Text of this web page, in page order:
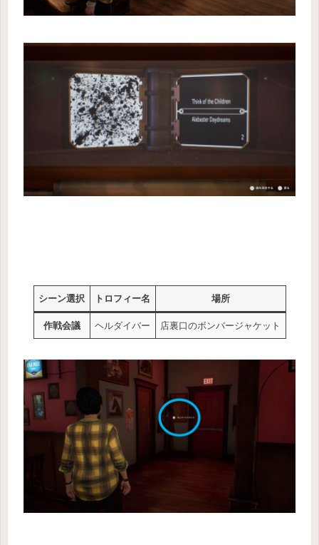
シーン選択 トロフィー名 場所
作戦会議 ヘルダイバー 店裏口のボンバージャケット